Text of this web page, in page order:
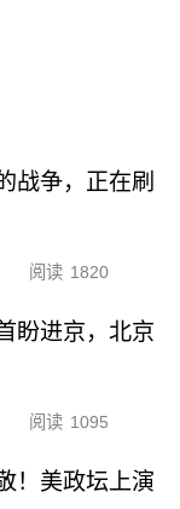
战争，正在刷
阅读 1820
盼进京，北京
阅读 1095
！美政坛上演